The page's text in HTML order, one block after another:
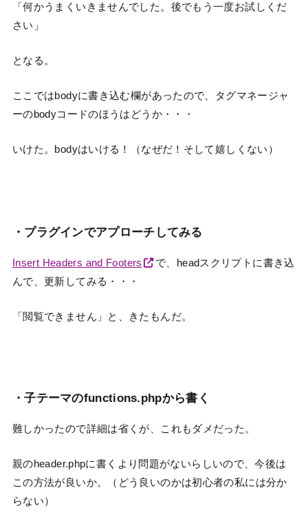
「何かうまくいきませんでした。後でもう一度お試しくだ
さい」
となる。
ここではbodyに書き込む欄があったので、タグマネージャ
ーのbodyコードのほうはどうか・・・
いけた。bodyはいける！（なぜだ！そして嬉しくない）
・プラグインでアプローチしてみる
Insert Headers and Footers
で、headスクリプトに書き込
んで、更新してみる・・・
「閲覧できません」と、きたもんだ。
・子テーマのfunctions.phpから書く
難しかったので詳細は省くが、これもダメだった。
親のheader.phpに書くより問題がないらしいので、今後は
この方法が良いか。（どう良いのかは初心者の私には分か
らない）